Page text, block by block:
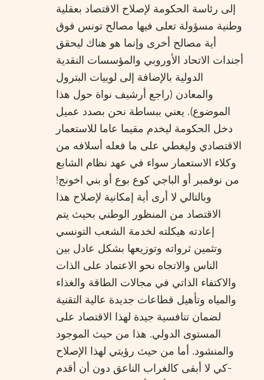
إلى رئاسة الحكومة لإصلاح الاقتصاد بعقلية
وطنية مسؤولة تعلى فيها مصالح تونس فوق
أية مصالح أخرى وإنما هو هناك ليحقق
أجندات الاتحاد الأوروبي والمؤسسات النقدية
الدولية بالإضافة إلى لوبيات البترول
والمعادن (راجع أرشيف نواة حول هذا
الموضوع). يعني ببساطة نحن بصدد عميل
دخل الحكومة ليخدم مقيما عاما للاستعمار
الاقتصادي وليغطي على ما فعله أسلافه من
وكلاء الاستعمار سواء في عهد نظام الشابع
من نوفمبر أو الباجي كوع بوع أو بني اخونج!
وبالتالي لا أرى أية إمكانية لإصلاح هذا
الاقتصاد من المنظور الوطني بحيث يتم
إعادته هيكلته لخدمة الشعب التونسي
وتثمين ثرواته وتوزيعها بشكل عادل بين
الناس والاتجاه نحو الاعتماد على الذات
والاكتفاء الذاتي في مجالات الطاقة والغذاء
والمياه وتأهيل قطاعات جديدة عالية التقنية
لضمان تنافسية جيدة لهذا الاقتصاد على
المستوى الدولي. هذا من حيث الموجود
والمنشود. أما من حيث رؤيتي لهذا الإصلاح
-كي لا أبقى كالغراب الناعق دون أن أقدم